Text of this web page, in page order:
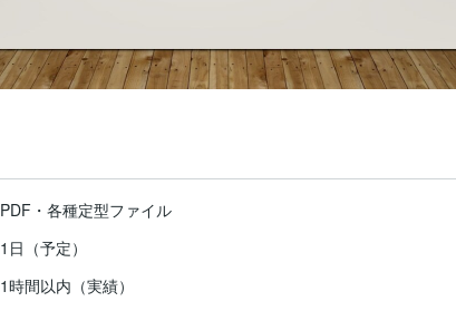
PDF・各種定型ファイル
1日（予定）
1時間以内（実績）